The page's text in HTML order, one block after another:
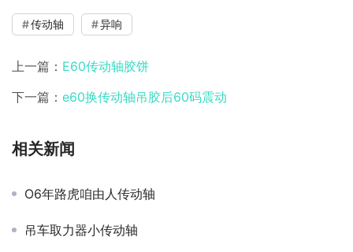
传动轴 异响
上一篇： E60传动轴胶饼
下一篇： e60换传动轴吊胶后60码震动
相关新闻
O6年路虎咱由人传动轴
吊车取力器小传动轴